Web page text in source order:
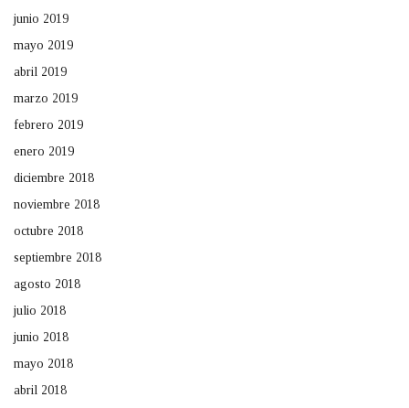
junio 2019
mayo 2019
abril 2019
marzo 2019
febrero 2019
enero 2019
diciembre 2018
noviembre 2018
octubre 2018
septiembre 2018
agosto 2018
julio 2018
junio 2018
mayo 2018
abril 2018